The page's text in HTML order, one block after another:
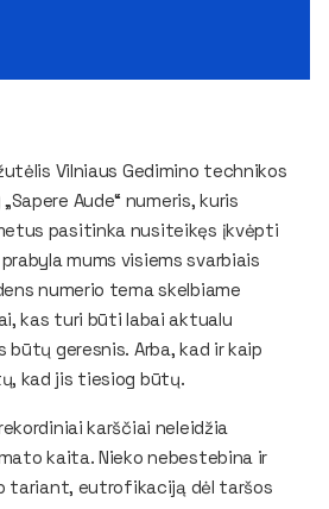
Vilniaus Gedimino technikos
Aude“ numeris, kuris
pasitinka nusiteikęs įkvėpti
mums visiems svarbiais
numerio tema skelbiame
kas turi būti labai aktualu
būtų geresnis. Arba, kad ir kaip
kad jis tiesiog būtų.
karščiai neleidžia
kaita. Nieko nebestebina ir
tariant, eutrofikaciją dėl taršos